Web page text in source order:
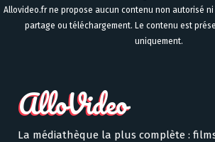
Allovideo.fr ne propose aucun contenu non autorisé
partage ou téléchargement. Le contenu est
uniquement.
La médiathèque la plus complète :